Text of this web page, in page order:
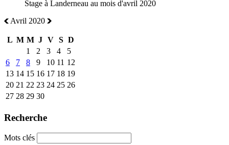
Stage à Landerneau au mois d'avril 2020
Avril 2020
L M M J V S D
1
2 3 4
5
6
7 8 9 10 11 12
13 14 15 16 17 18 19
20 21 22 23 24 25 26
27 28 29 30
Recherche
Mots clés